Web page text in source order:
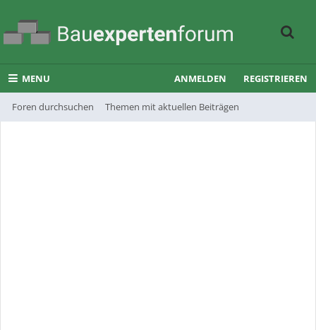
MENU
Foren durchsuchen Themen mit aktuellen Beiträgen
ANMELDEN REGISTRIEREN